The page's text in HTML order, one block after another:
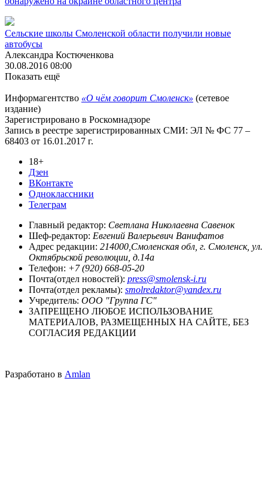
Сельские школы Смоленской области получили новые
автобусы
Александра Костюченкова
30.08.2016 08:00
Показать ещё
Информагентство «О чём говорит Смоленск» (сетевое
издание)
Зарегистрировано в Роскомнадзоре
Запись в реестре зарегистрированных СМИ: ЭЛ № ФС 77 –
68403 от 16.01.2017 г.
18+
Дзен
ВКонтакте
Одноклассники
Телеграм
Главный редактор: Светлана Николаевна Савенок
Шеф-редактор: Евгений Валерьевич Ванифатов
Адрес редакции: 214000,Смоленская обл, г. Смоленск, ул.
Октябрьской революции, д.14а
Телефон: +7 (920) 668-05-20
Почта(отдел новостей): press@smolensk-i.ru
Почта(отдел рекламы): smolredaktor@yandex.ru
Учредитель: ООО "Группа ГС"
ЗАПРЕЩЕНО ЛЮБОЕ ИСПОЛЬЗОВАНИЕ
МАТЕРИАЛОВ, РАЗМЕЩЕННЫХ НА САЙТЕ, БЕЗ
СОГЛАСИЯ РЕДАКЦИИ
Разработано в Amlan